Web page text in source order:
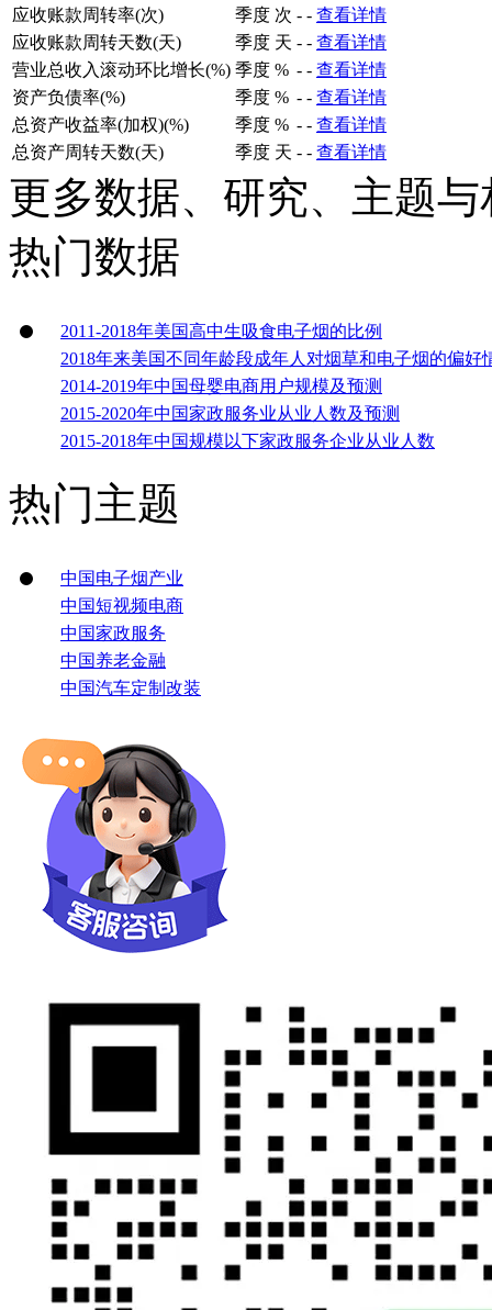
应收账款周转率(次)
季度 次 - - 查看详情
应收账款周转天数(天)
季度 天 - - 查看详情
营业总收入滚动环比增长(%) 季度 % - - 查看详情
资产负债率(%)
季度 % - - 查看详情
总资产收益率(加权)(%)
季度 % - - 查看详情
总资产周转天数(天)
季度 天 - - 查看详情
更多数据、研究、主题
热门数据
2011-2018年美国高中生吸食电子烟的比例
2018年来美国不同年龄段成年人对烟草和电子烟的偏好
2014-2019年中国母婴电商用户规模及预测
2015-2020年中国家政服务业从业人数及预测
2015-2018年中国规模以下家政服务企业从业人数
热门主题
中国电子烟产业
中国短视频电商
中国家政服务
中国养老金融
中国汽车定制改装